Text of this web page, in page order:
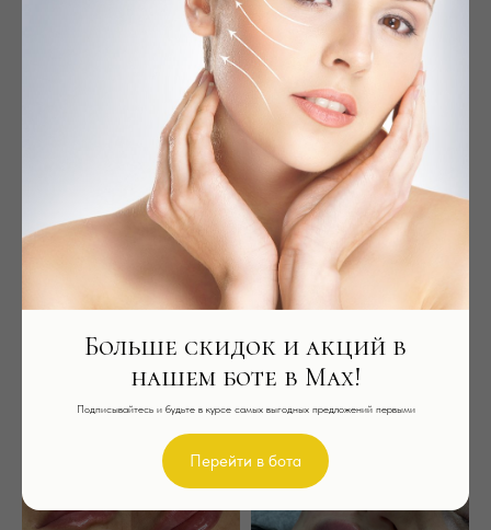
Больше скидок и акций в
нашем боте в Max!
Подписывайтесь и будьте в курсе самых выгодных предложений первыми
Перейти в бота